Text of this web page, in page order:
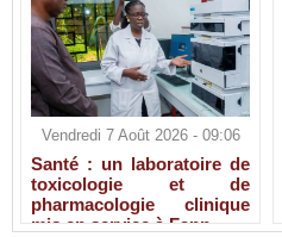
Vendredi 7 Août 2026 - 09:06
Santé : un laboratoire de
toxicologie et de
pharmacologie clinique
mis en service à Fann